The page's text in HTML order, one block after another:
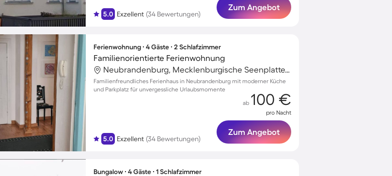
5.0 Exzellent (34 Bewertungen)
Zum Angebot
Ferienwohnung ∙ 4 Gäste ∙ 2 Schlafzimmer
Familienorientierte Ferienwohnung
Neubrandenburg, Mecklenburgische Seenplatte, Deutschland
Familienfreundliches Ferienhaus in Neubrandenburg mit moderner Küche
und Parkplatz für unvergessliche Urlaubsmomente
5.0 Exzellent (34 Bewertungen)
ab 100 €
pro Nacht
Zum Angebot
Bungalow ∙ 4 Gäste ∙ 1 Schlafzimmer